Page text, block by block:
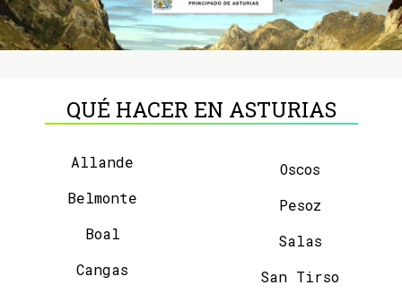
QUÉ HACER EN ASTURIAS
Allande
Belmonte
Boal
Cangas
Oscos
Pesoz
Salas
San Tirso